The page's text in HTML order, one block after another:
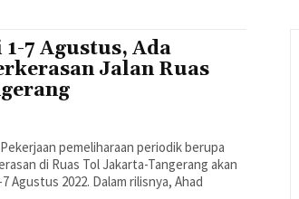
7 Agustus, Ada
Jalan Ruas
Pekerjaan pemeliharaan periodik berupa
di Ruas Tol Jakarta-Tangerang akan
Dalam rilisnya, Ahad